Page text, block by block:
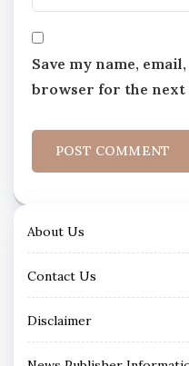
Save my name,
browser for the next
About Us
Contact Us
Disclaimer